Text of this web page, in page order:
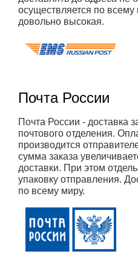
осуществляется по всему
довольно высокая.
Почта России
Почта России - доставка
почтового отделения.
производится
сумма заказа
доставки. При этом
упаковку отправления.
по всему миру.